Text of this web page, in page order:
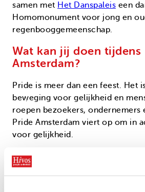
samen met Het Danspaleis een
Homomonument voor jong en
regenbooggemeenschap.
Wat kan jij doen tijdens
Amsterdam?
Pride is meer dan een feest. Het
beweging voor gelijkheid en
roepen bezoekers, ondernemers
Pride Amsterdam viert op om in
voor gelijkheid.
Steeds meer mensen, bedrijven
met Pride iets doen om de